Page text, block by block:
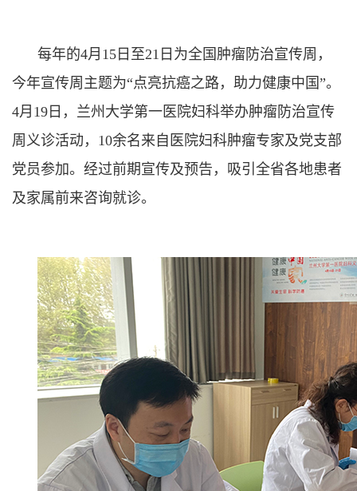
每年的4月15日至21日为全国肿瘤防治宣传周，
今年宣传周主题为“点亮抗癌之路，助力健康中国”。
4月19日，兰州大学第一医院妇科举办肿瘤防治宣传
周义诊活动，10余名来自医院妇科肿瘤专家及党支部
党员参加。经过前期宣传及预告，吸引全省各地患者
及家属前来咨询就诊。